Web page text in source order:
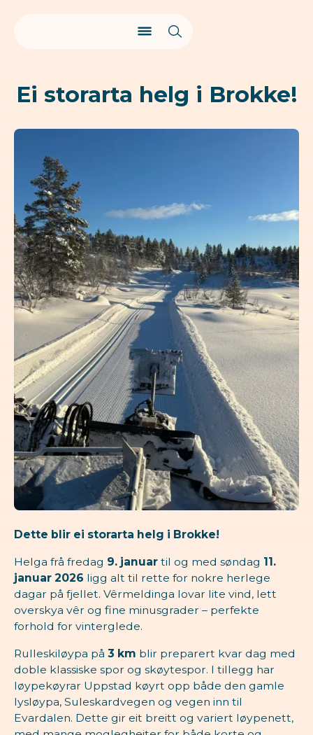
Ei storarta helg i Brokke!
Dette blir ei storarta helg i Brokke!
Helga frå fredag 9. januartil og med søndag 11.
januar 2026 ligg alt til rette for nokre herlege
dagar på fjellet. Vêrmeldinga lovar lite vind, lett
overskya vêr og fine minusgrader – perfekte
forhold for vinterglede.
Rulleskiløypa på 3 km blir preparert kvar dag med
doble klassiske spor og skøytespor. I tillegg har
løypekøyrar Uppstad køyrt opp både den gamle
lysløypa, Suleskardvegen og vegen inn til
Evardalen. Dette gir eit breitt og variert løypenett,